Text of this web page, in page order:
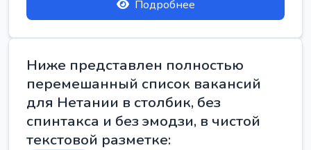
Подробнее
Ниже представлен полностью
перемешанный список вакансий
для Нетании в столбик, без
спинтакса и без эмодзи, в чистой
текстовой разметке: